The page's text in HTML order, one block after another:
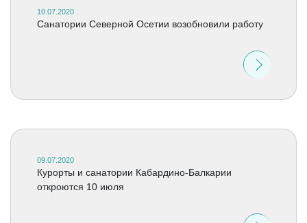
10.07.2020
Санатории Северной Осетии возобновили работу
09.07.2020
Курорты и санатории Кабардино-Балкарии
откроются 10 июля